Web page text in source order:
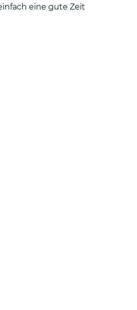
eine gute Zeit